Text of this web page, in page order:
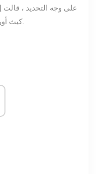
على وجه التحديد ، قالت
كيث أوربان بدلاً من الشروع في رحلة للفتيات.